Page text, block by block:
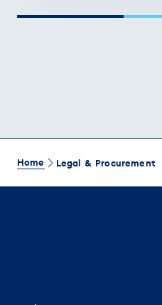
Home Legal & Procurement